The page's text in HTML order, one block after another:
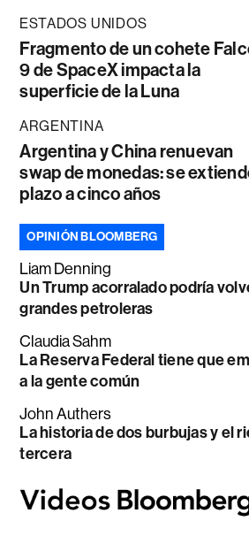
ESTADOS UNIDOS
Fragmento de un cohete
9 de SpaceX impacta la
superficie de la Luna
ARGENTINA
Argentina y China renuevan
swap de monedas: se
plazo a cinco años
OPINIÓN BLOOMBERG
Liam Denning
Un Trump acorralado podría
grandes petroleras
Claudia Sahm
La Reserva Federal tiene que
a la gente común
John Authers
La historia de dos burbujas y el
tercera